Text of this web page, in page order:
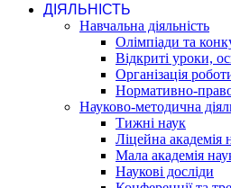
ДІЯЛЬНІСТЬ
Навчальна діяльність
Олімпіади та
Відкриті уроки,
Організація
Нормативно-
Науково-методична
Тижні наук
Ліцейна академія
Мала академія
Наукові досліди